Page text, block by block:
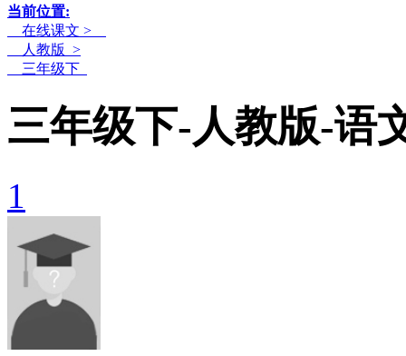
当前位置:
在线课文 >
人教版 >
三年级下
三年级下-人教版-语
1